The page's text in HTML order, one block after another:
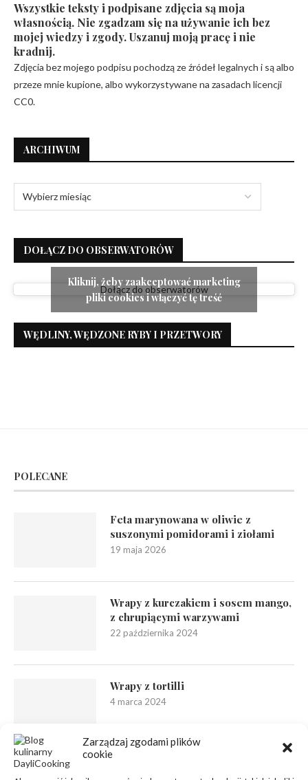
Zarządzaj zgodami plików
cookie
Wszystkie teksty i podpisane zdjęcia są moja
własnością. Nie zgadzam się na używanie ich bez
mojej wiedzy i zgody. Uszanuj moją pracę i nie
kradnij.
Zdjęcia bez mojego podpisu pochodzą ze źródeł legalnych i są albo
przeze mnie kupione, albo wykorzystywane na zasadach licencji
CC0.
ARCHIWUM
DOŁĄCZ DO OBSERWATORÓW
Dołącz do obserwatorów
Kliknij, żeby zaakceptować marketing
pliki cookies i włączyć tę treść
WĘDLINY, WĘDZONE RYBY I PRZETWORY
POLECANE
Feta marynowana w oliwie z
suszonymi pomidorami i ziołami
19 maja 2026
Wrapy z kurczakiem i sosem mango,
z chrupiącymi warzywami
22 października 2024
Wrapy z tortilli
4 marca 2024